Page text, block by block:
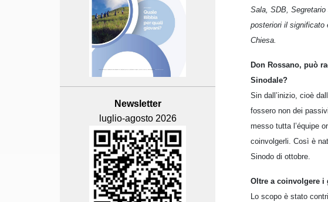
Newsletter
luglio-agosto 2026
Sala, SDB,
posteriori il significato
Chiesa.
Don Rossano, può
Sinodale?
Sin dall’inizio, cioè
fossero non dei
messo tutta l’équipe
coinvolgerli. Così è
Sinodo di ottobre.
Oltre a coinvolgere i
Lo scopo è stato